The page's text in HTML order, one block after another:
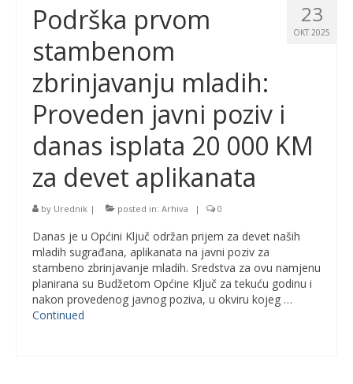
23
OKT 2025
Podrška prvom
stambenom
zbrinjavanju mladih:
Proveden javni poziv i
danas isplata 20 000 KM
za devet aplikanata
by Urednik | posted in: Arhiva | 0
Danas je u Općini Ključ održan prijem za devet naših
mladih sugrađana, aplikanata na javni poziv za
stambeno zbrinjavanje mladih. Sredstva za ovu namjenu
planirana su Budžetom Općine Ključ za tekuću godinu i
nakon provedenog javnog poziva, u okviru kojeg …
Continued